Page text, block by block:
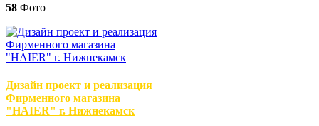
58 Фото
Дизайн проект и реализация
Фирменного магазина
"HAIER" г. Нижнекамск